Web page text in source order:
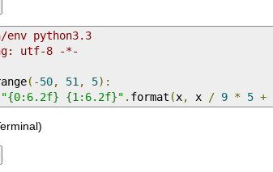
python3.3
utf-8 -*-
(-50, 51 , 5):
"{0:6.2f} {1:6.2f}" . format (x, x / 9 * 5 +